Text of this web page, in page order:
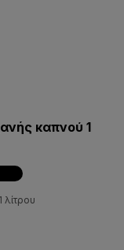
καπνού 1